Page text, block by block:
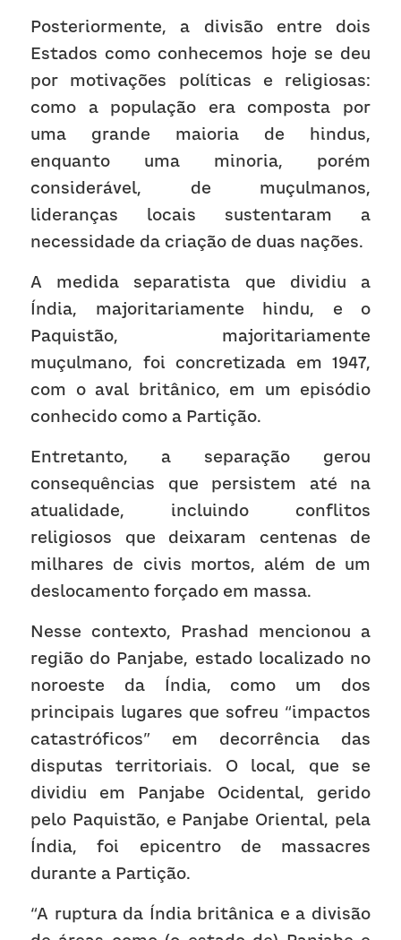
Posteriormente, a divisão entre dois
Estados como conhecemos hoje se deu
por motivações políticas e religiosas:
como a população era composta por
uma grande maioria de hindus,
enquanto uma minoria, porém
considerável, de muçulmanos,
lideranças locais sustentaram a
necessidade da criação de duas nações.
A medida separatista que dividiu a
Índia, majoritariamente hindu, e o
Paquistão, majoritariamente
muçulmano, foi concretizada em 1947,
com o aval britânico, em um episódio
conhecido como a Partição.
Entretanto, a separação gerou
consequências que persistem até na
atualidade, incluindo conflitos
religiosos que deixaram centenas de
milhares de civis mortos, além de um
deslocamento forçado em massa.
Nesse contexto, Prashad mencionou a
região do Panjabe, estado localizado no
noroeste da Índia, como um dos
principais lugares que sofreu “impactos
catastróficos” em decorrência das
disputas territoriais. O local, que se
dividiu em Panjabe Ocidental, gerido
pelo Paquistão, e Panjabe Oriental, pela
Índia, foi epicentro de massacres
durante a Partição.
“A ruptura da Índia britânica e a divisão